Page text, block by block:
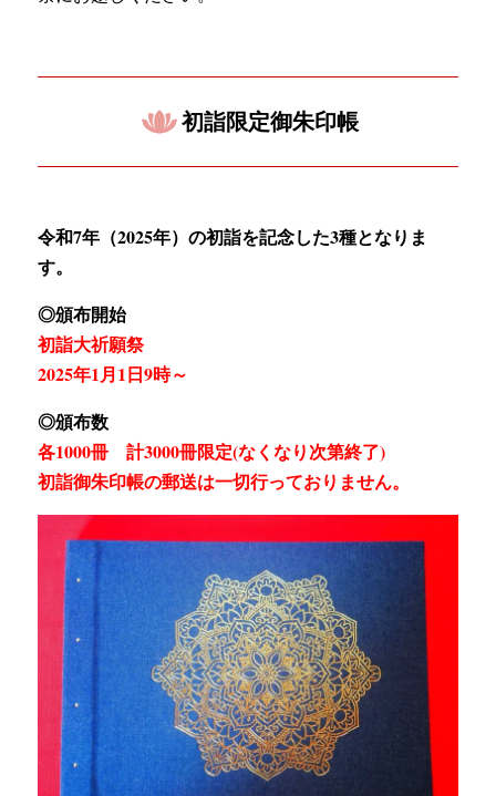
初詣限定御朱印帳
令和7年（2025年）の初詣を記念した3種となりま
す。
◎頒布開始
初詣大祈願祭
2025年1月1日9時～
◎頒布数
各1000冊 計3000冊限定(なくなり次第終了)
初詣御朱印帳の郵送は一切行っておりません。